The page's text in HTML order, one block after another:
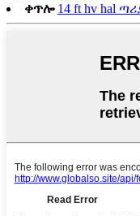
ቀጥሎ 14 ft hv hal